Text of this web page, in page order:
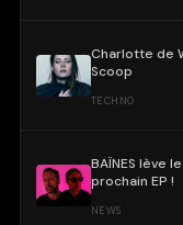
Charlotte de
Scoop
TECHNO
BAÏNES lève
prochain EP !
NEWS